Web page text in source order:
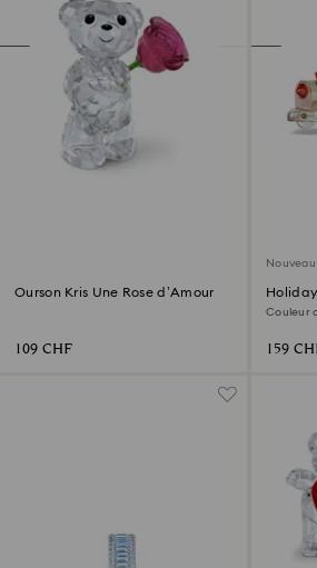
Ourson Kris Une Rose d’Amour
109 CHF
Nouveau
Couleur
159